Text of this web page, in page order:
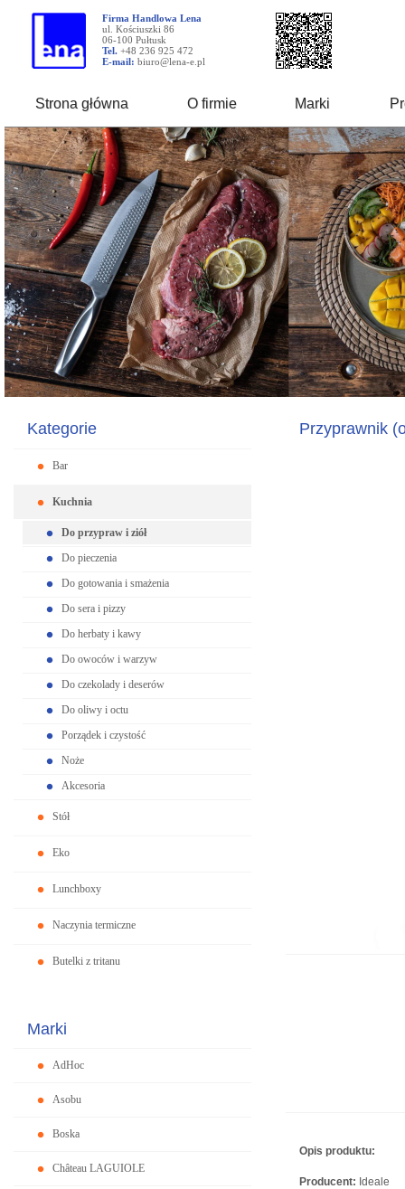
Firma Handlowa Lena
ul. Kościuszki 86
06-100 Pułtusk
Tel. +48 236 925 472
E-mail: biuro@lena-e.pl
Strona główna O firmie Marki
Kategorie
Bar
Kuchnia
Do przypraw i ziół
Do pieczenia
Do gotowania i smażenia
Do sera i pizzy
Do herbaty i kawy
Do owoców i warzyw
Do czekolady i deserów
Do oliwy i octu
Porządek i czystość
Noże
Akcesoria
Stół
Eko
Lunchboxy
Naczynia termiczne
Butelki z tritanu
Marki
AdHoc
Asobu
Boska
Château LAGUIOLE
Przyprawnik
Opis produktu:
Producent: Ideale